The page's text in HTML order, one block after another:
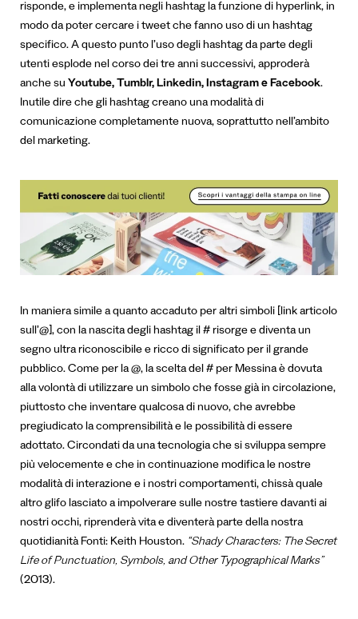
risponde, e implementa negli hashtag la funzione di hyperlink, in
modo da poter cercare i tweet che fanno uso di un hashtag
specifico. A questo punto l’uso degli hashtag da parte degli
utenti esplode nel corso dei tre anni successivi, approderà
anche su Youtube, Tumblr, Linkedin, Instagram e Facebook.
Inutile dire che gli hashtag creano una modalità di
comunicazione completamente nuova, soprattutto nell’ambito
del marketing.
In maniera simile a quanto accaduto per altri simboli [link articolo
sull’@], con la nascita degli hashtag il # risorge e diventa un
segno ultra riconoscibile e ricco di significato per il grande
pubblico. Come per la @, la scelta del # per Messina è dovuta
alla volontà di utilizzare un simbolo che fosse già in circolazione,
piuttosto che inventare qualcosa di nuovo, che avrebbe
pregiudicato la comprensibilità e le possibilità di essere
adottato.Circondati da una tecnologia che si sviluppa sempre
più velocemente e che in continuazione modifica le nostre
modalità di interazione e i nostri comportamenti, chissà quale
altro glifo lasciato a impolverare sulle nostre tastiere davanti ai
nostri occhi, riprenderà vita e diventerà parte della nostra
quotidianità Fonti: Keith Houston. “Shady Characters: The Secret
Life of Punctuation, Symbols, and Other Typographical Marks”
(2013).